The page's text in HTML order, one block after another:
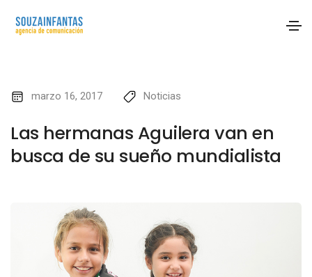
marzo 16, 2017 Noticias
Las hermanas Aguilera van en
busca de su sueño mundialista